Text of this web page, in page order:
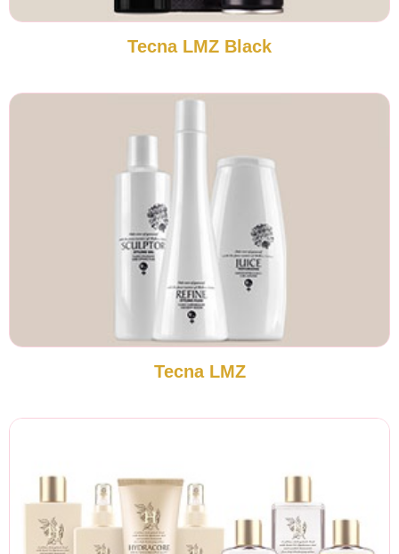
Tecna LMZ Black
Tecna LMZ